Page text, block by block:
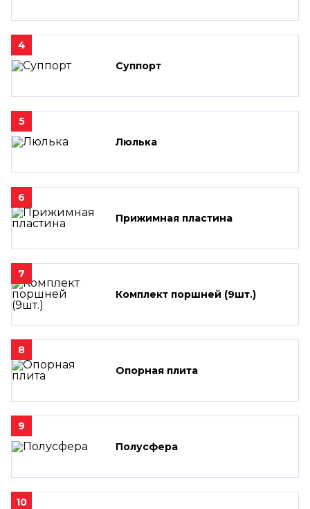
4
Суппорт
5
Люлька
6
Прижимная пластина
7
Комплект поршней (9шт.)
8
Опорная плита
9
Полусфера
10